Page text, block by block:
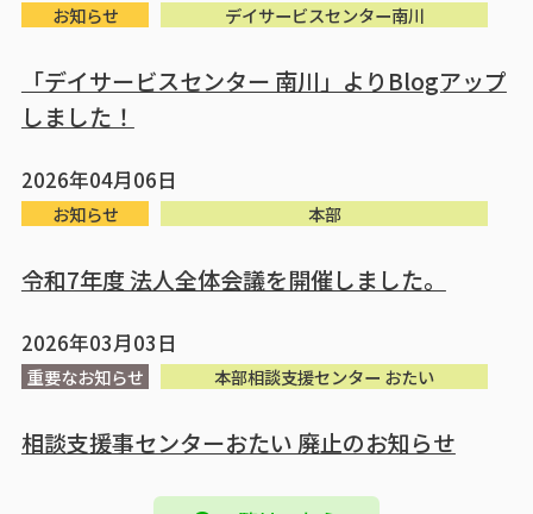
お知らせ デイサービスセンター南川
「デイサービスセンター 南川」よりBlogアップ
しました！
2026年04月06日
お知らせ 本部
令和7年度 法人全体会議を開催しました。
2026年03月03日
重要なお知らせ 本部相談支援センター おたい
相談支援事センターおたい 廃止のお知らせ